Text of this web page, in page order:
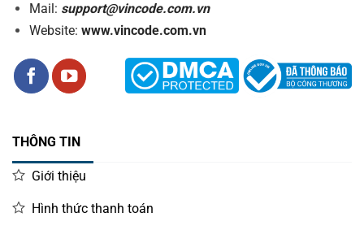
Mail: support@vincode.com.vn
Website: www.vincode.com.vn
THÔNG TIN
Giới thiệu
Hình thức thanh toán